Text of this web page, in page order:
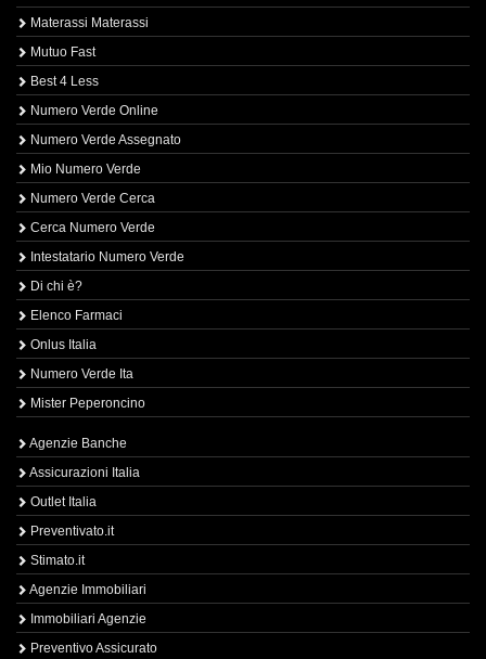
Materassi Materassi
Mutuo Fast
Best 4 Less
Numero Verde Online
Numero Verde Assegnato
Mio Numero Verde
Numero Verde Cerca
Cerca Numero Verde
Intestatario Numero Verde
Di chi è?
Elenco Farmaci
Onlus Italia
Numero Verde Ita
Mister Peperoncino
Agenzie Banche
Assicurazioni Italia
Outlet Italia
Preventivato.it
Stimato.it
Agenzie Immobiliari
Immobiliari Agenzie
Preventivo Assicurato